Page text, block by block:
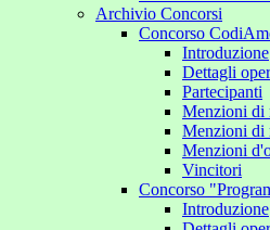
Archivio Concorsi
Concorso
Introduzione
Dettagli
Partecipanti
Menzioni di
Menzioni di
Menzioni
Vincitori
Concorso
Introduzione